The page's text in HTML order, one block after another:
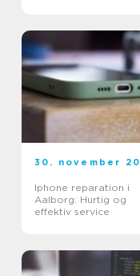
30. november
Iphone reparation i
Aalborg: Hurtig og
effektiv service